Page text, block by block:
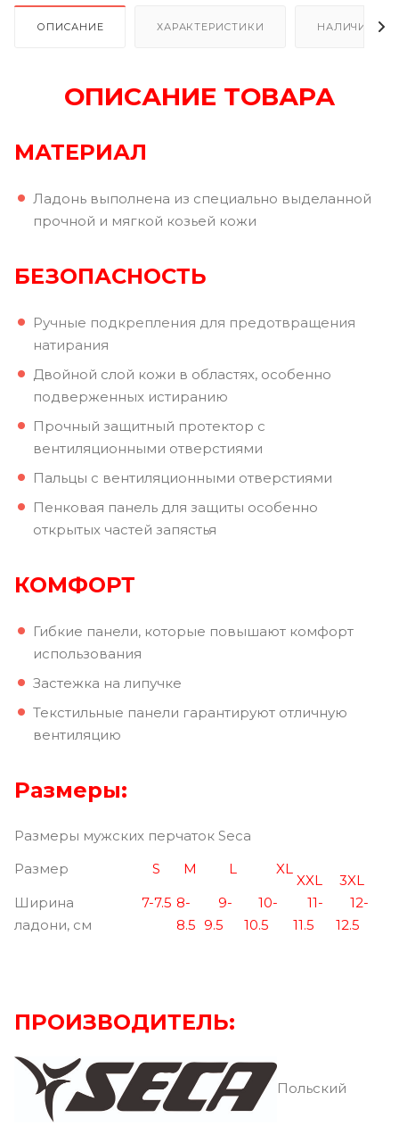
ОПИСАНИЕ ХАРАКТЕРИСТИКИ НАЛИЧИЕ
ОПИСАНИЕ ТОВАРА
МАТЕРИАЛ
Ладонь выполнена из специально выделанной
прочной и мягкой козьей кожи
БЕЗОПАСНОСТЬ
Ручные подкрепления для предотвращения
натирания
Двойной слой кожи в областях, особенно
подверженных истиранию
Прочный защитный протектор с
вентиляционными отверстиями
Пальцы с вентиляционными отверстиями
Пенковая панель для защиты особенно
открытых частей запястья
КОМФОРТ
Гибкие панели, которые повышают комфорт
использования
Застежка на липучке
Текстильные панели гарантируют отличную
вентиляцию
Размеры:
Размеры мужских перчаток Seca
Pазмер
S M L XL
XXL
3XL
Ширина
ладони, см
7-7.5 8-
8.5
9-
9.5
10-
10.5
11-
11.5
12-
12.5
ПРОИЗВОДИТЕЛЬ:
Польский